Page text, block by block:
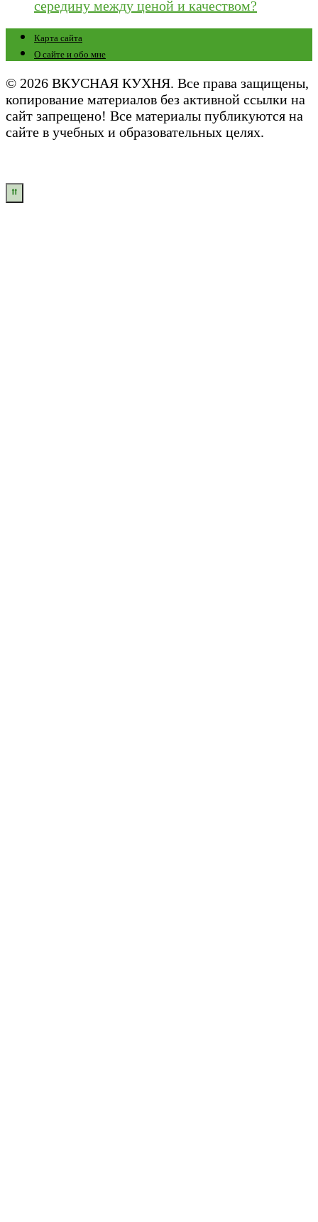
середину между ценой и качеством?
Карта сайта
О сайте и обо мне
© 2026 ВКУСНАЯ КУХНЯ. Все права защищены,
копирование материалов без активной ссылки на
сайт запрещено! Все материалы публикуются на
сайте в учебных и образовательных целях.